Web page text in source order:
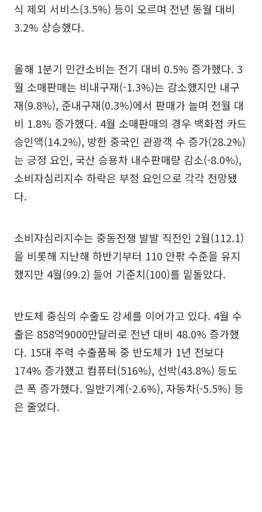
식 제외 서비스(3.5%) 등이 오르며 전년 동월 대비
3.2% 상승했다.
올해 1분기 민간소비는 전기 대비 0.5% 증가했다. 3
월 소매판매는 비내구재(-1.3%)는 감소했지만 내구
재(9.8%), 준내구재(0.3%)에서 판매가 늘며 전월 대
비 1.8% 증가했다. 4월 소매판매의 경우 백화점 카드
승인액(14.2%), 방한 중국인 관광객 수 증가(28.2%)
는 긍정 요인, 국산 승용차 내수판매량 감소(-8.0%),
소비자심리지수 하락은 부정 요인으로 각각 전망됐
다.
소비자심리지수는 중동전쟁 발발 직전인 2월(112.1)
을 비롯해 지난해 하반기부터 110 안팎 수준을 유지
했지만 4월(99.2) 들어 기준치(100)를 밑돌았다.
반도체 중심의 수출도 강세를 이어가고 있다. 4월 수
출은 858억9000만달러로 전년 대비 48.0% 증가했
다. 15대 주력 수출품목 중 반도체가 1년 전보다
174% 증가했고 컴퓨터(516%), 선박(43.8%) 등도
큰 폭 증가했다. 일반기계(-2.6%), 자동차(-5.5%) 등
은 줄었다.